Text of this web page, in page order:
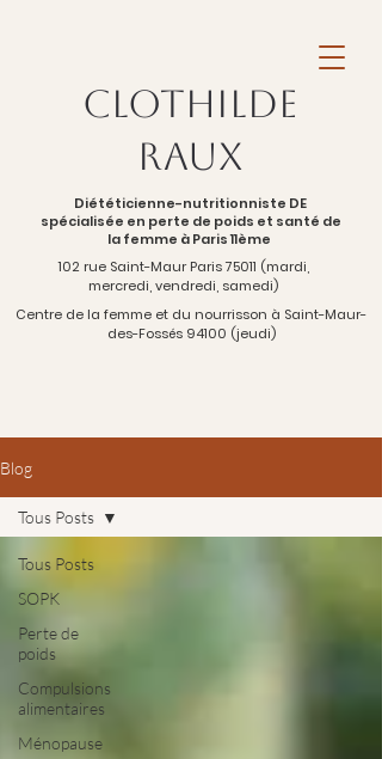
Clothilde
Raux
Diététicienne-nutritionniste DE
spécialisée en perte de poids et santé de
la femme à Paris 11ème
102 rue Saint-Maur Paris 75011 (mardi,
mercredi, vendredi, samedi)
Centre de la femme et du nourrisson à Saint-Maur-
des-Fossés 94100 (jeudi)
Blog
Tous Posts
SOPK
Perte de
poids
Compulsions
alimentaires
Ménopause
Tous Posts